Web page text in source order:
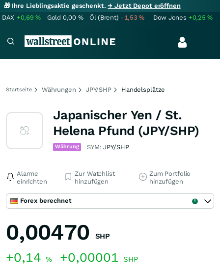
🎁 Ihre Lieblingsaktie geschenkt.→ Jetzt Depot eröffnen
DAX +0,69% Gold 0,00 % Öl (Brent) -1,53% Dow Jones +0,25%
Startseite Währungen JPY/SHP Handelsplätze
Japanischer Yen / St.
Helena Pfund (JPY/SHP)
Währung SYM:JPY/SHP
Alarme
einrichten
Zur Watchlist
hinzufügen
Zum Portfolio
hinzufügen
Forex berechnet
0,00470 SHP
+0,14 % +0,00001 SHP